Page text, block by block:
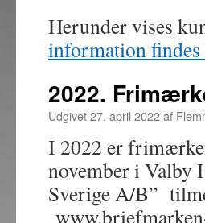
Herunder vises
information findes
2022.
Udgivet27. april 2022af
I 2022 er
november i Valby
Sverige A/B”